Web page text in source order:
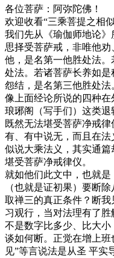
各位菩萨：阿弥陀佛！
欢迎收看“三乘菩提之相
我们先从《瑜伽师地论
思择受菩萨戒，非唯他
他，是名第一他胜处法
处法。若诸菩萨长养如
怨结，是名第三他胜处
像上面经论所说的四种
琅琊阁（写手们）这类
既然无法堪受菩萨净戒
有、有中说无，而且在
似说大乘法义，其实通
堪受菩萨净戒律仪。
就如他们此文中，也就
（也就是证初果）要断
取禅三的真正条件？断
习观行，当对法理有了
不是数字比多少、比大
谈如何断。正觉在增上
见”等言说法是从圣 平